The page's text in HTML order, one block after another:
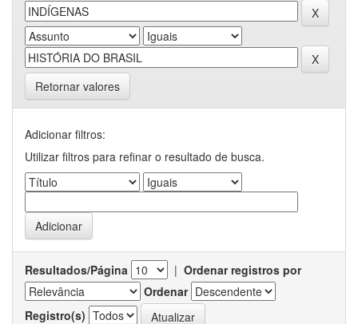
Retornar valores
Adicionar filtros:
Utilizar filtros para refinar o resultado de busca.
Resultados/Página | Ordenar registros por
Ordenar
Registro(s)